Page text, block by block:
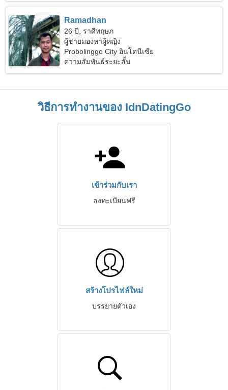
Ramadhan
26 ปี, ราศีพฤษภ
ผู้ชายมองหาผู้หญิง
Probolinggo City อินโดนีเซีย
ความสัมพันธ์ระยะสั้น
วิธีการทำงานของ IdnDatingGo
เข้าร่วมกับเรา
ลงทะเบียนฟรี
สร้างโปรไฟล์ใหม่
บรรยายตัวเอง